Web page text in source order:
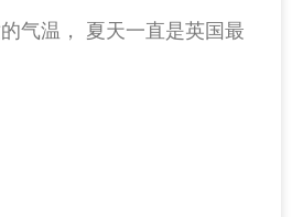
气温， 夏天一直是英国最